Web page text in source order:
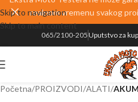
Skip to navigation
Skip to main content
realnom vremenu svakog
065/2100-205Uputstvo za
Početna PROIZVODI ALATI